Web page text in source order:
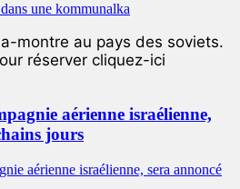
montre au pays des soviets.
réserver cliquez-ici
aérienne israélienne,
jours